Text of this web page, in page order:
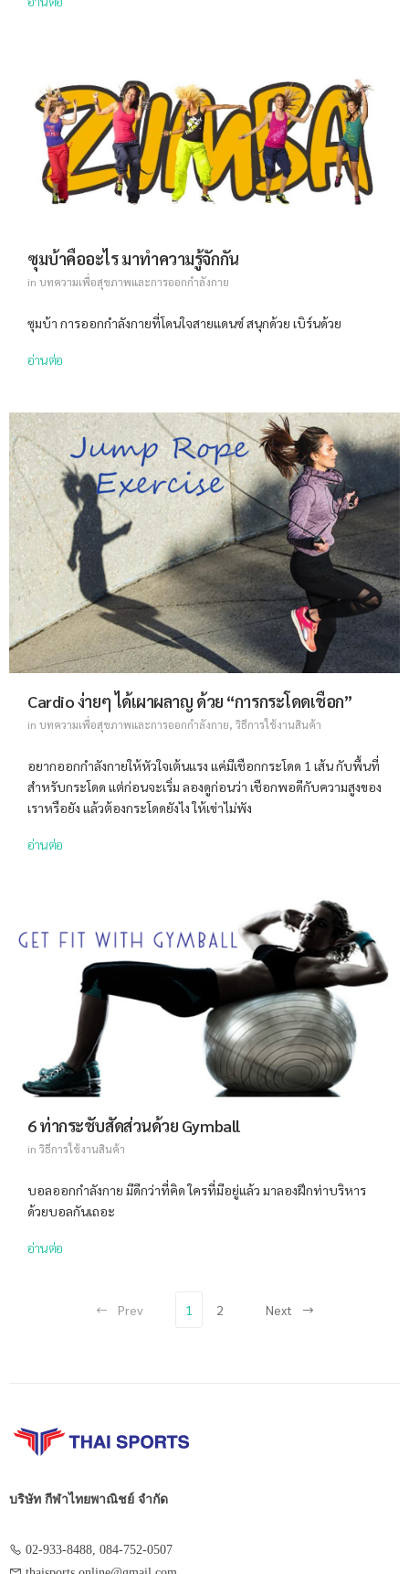
ซุมบ้าคืออะไร มาทำความรู้จักกัน
in บทความเพื่อสุขภาพและการออกกำลังกาย
ซุมบ้า การออกกำลังกายที่โดนใจสายแดนซ์ สนุกด้วย เบิร์นด้วย
อ่านต่อ
Cardio ง่ายๆ ได้เผาผลาญ ด้วย “การกระโดดเชือก”
in บทความเพื่อสุขภาพและการออกกำลังกาย, วิธีการใช้งานสินค้า
อยากออกกำลังกายให้หัวใจเต้นแรง แค่มีเชือกกระโดด 1 เส้น กับพื้นที่
สำหรับกระโดด แต่ก่อนจะเริ่ม ลองดูก่อนว่า เชือกพอดีกับความสูงของ
เราหรือยัง แล้วต้องกระโดดยังไง ให้เข่าไม่พัง
อ่านต่อ
6 ท่ากระชับสัดส่วนด้วย Gymball
in วิธีการใช้งานสินค้า
บอลออกกำลังกาย มีดีกว่าที่คิด ใครที่มีอยู่แล้ว มาลองฝึกท่าบริหาร
ด้วยบอลกันเถอะ
อ่านต่อ
Prev 1 2 Next
บริษัท กีฬาไทยพาณิชย์ จำกัด
02-933-8488, 084-752-0507